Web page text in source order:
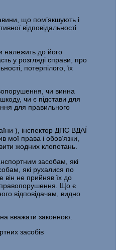
що пом’якшують і
відповідальності
належить до його
у розгляді справи, про
потерпілого, їх
чи винна
чи є підстави для
для правильного
), інспектор ДПС ВДАЇ
мої права і обов’язки,
жодних клопотань.
засобам, які
які рухалися по
він не прийняв їх до
правопорушення. Що є
відповідачам, видно
вважати законною.
засобів